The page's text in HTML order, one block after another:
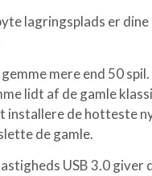
lagringsplads er dine
mere end 50
lidt af de gamle
installere de hotteste
de gamle.
USB 3.0 giver